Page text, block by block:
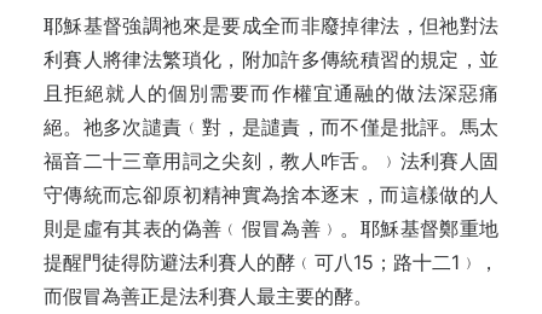
耶穌基督強調祂來是要成全而非廢掉律法，但祂對法
利賽人將律法繁瑣化，附加許多傳統積習的規定，並
且拒絕就人的個別需要而作權宜通融的做法深惡痛
絕。祂多次譴責﹙對，是譴責，而不僅是批評。馬太
福音二十三章用詞之尖刻，教人咋舌。﹚法利賽人固
守傳統而忘卻原初精神實為捨本逐末，而這樣做的人
則是虛有其表的偽善﹙假冒為善﹚。耶穌基督鄭重地
提醒門徒得防避法利賽人的酵﹙可八15；路十二1﹚，
而假冒為善正是法利賽人最主要的酵。